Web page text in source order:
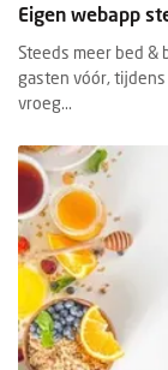
Eigen webapp
Steeds meer bed &
gasten vóór,
vroeg...